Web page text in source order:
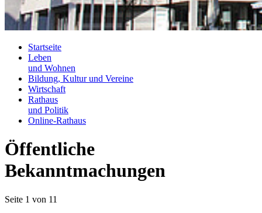
Startseite
Leben
und Wohnen
Bildung, Kultur und Vereine
Wirtschaft
Rathaus
und Politik
Online-Rathaus
Öffentliche
Bekanntmachungen
Seite 1 von 11